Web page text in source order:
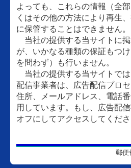
よっても、これらの情報（全
くはその他の方法により再生
に保管することはできません。
当社の提供する当サイトに
が、いかなる種類の保証もつ
を問わず）も行いません。
当社の提供する当サイトで
配信事業者は、広告配信プロ
住所、メールアドレス、電話
用しています。もし、広告配
オフにしてアクセスしてくださ
郵便